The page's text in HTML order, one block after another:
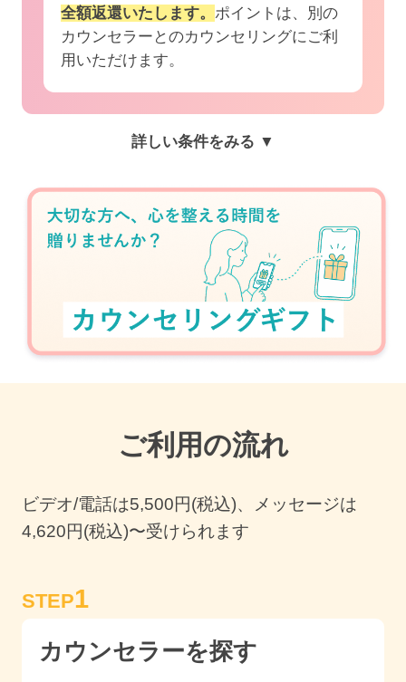
全額返還いたします。 ポイントは、別の
カウンセラーとのカウンセリングにご利
用いただけます。
詳しい条件をみる ▼
ご利用の流れ
ビデオ/電話は5,500円(税込)、メッセージは
4,620円(税込)〜受けられます
STEP1
カウンセラーを探す